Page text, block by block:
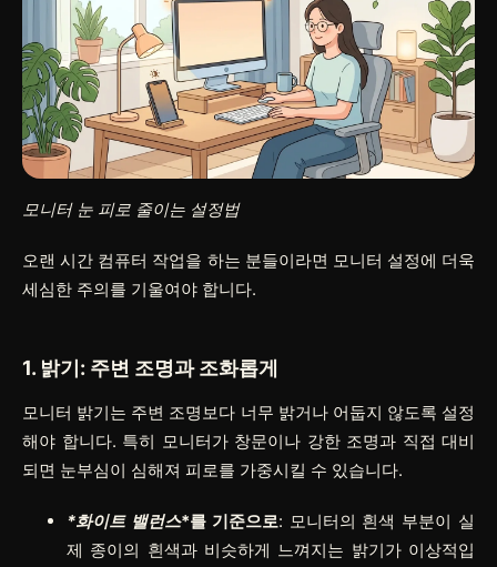
모니터 눈 피로 줄이는 설정법
오랜 시간 컴퓨터 작업을 하는 분들이라면 모니터 설정에 더욱
세심한 주의를 기울여야 합니다.
1. 밝기: 주변 조명과 조화롭게
모니터 밝기는 주변 조명보다 너무 밝거나 어둡지 않도록 설정
해야 합니다. 특히 모니터가 창문이나 강한 조명과 직접 대비
되면 눈부심이 심해져 피로를 가중시킬 수 있습니다.
*화이트 밸런스*를 기준으로: 모니터의 흰색 부분이 실
제 종이의 흰색과 비슷하게 느껴지는 밝기가 이상적입